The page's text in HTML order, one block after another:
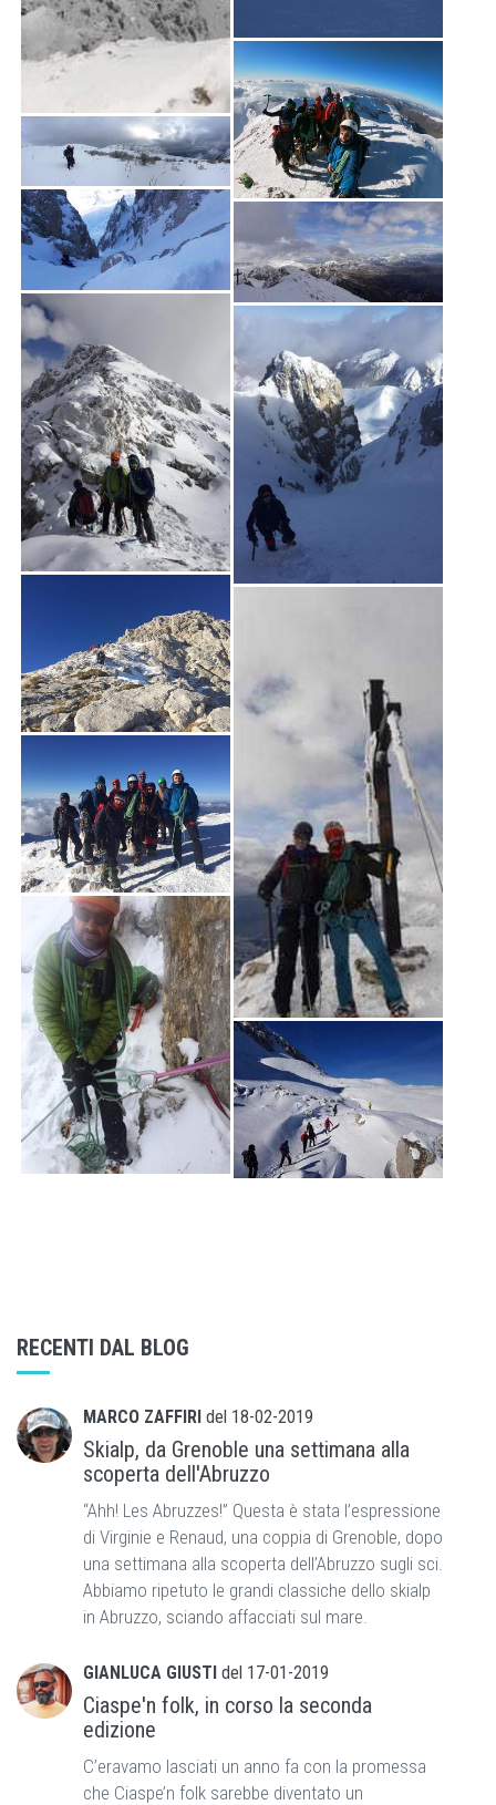
RECENTI DAL BLOG
MARCO ZAFFIRI del 18-02-2019
Skialp, da Grenoble una settimana alla
scoperta dell'Abruzzo
“Ahh! Les Abruzzes!” Questa è stata l’espressione
di Virginie e Renaud, una coppia di Grenoble, dopo
una settimana alla scoperta dell’Abruzzo sugli sci.
Abbiamo ripetuto le grandi classiche dello skialp
in Abruzzo, sciando affacciati sul mare.
GIANLUCA GIUSTI del 17-01-2019
Ciaspe'n folk, in corso la seconda
edizione
C’eravamo lasciati un anno fa con la promessa
che Ciaspe’n folk sarebbe diventato un